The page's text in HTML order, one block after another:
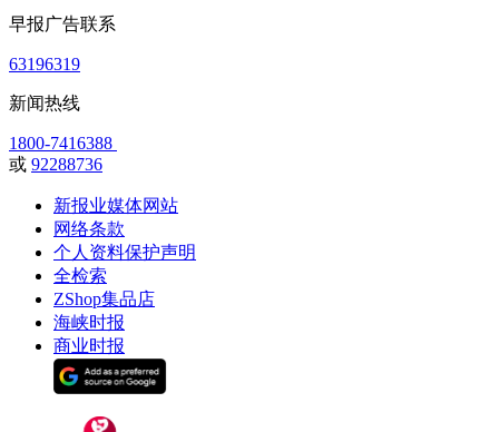
早报广告联系
63196319
新闻热线
1800-7416388
或 92288736
新报业媒体网站
网络条款
个人资料保护声明
全检索
ZShop集品店
海峡时报
商业时报